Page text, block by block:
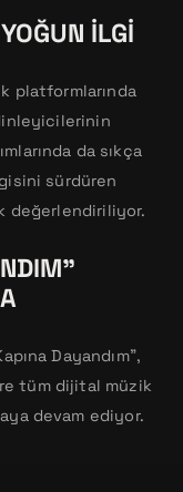
İLGI
platformlarında
da sıkça
sürdüren
değerlendiriliyor.
Dayandım”,
tüm dijital müzik
devam ediyor.